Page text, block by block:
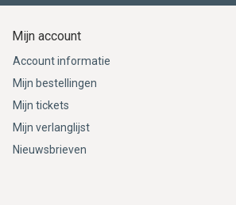
Mijn account
Account informatie
Mijn bestellingen
Mijn tickets
Mijn verlanglijst
Nieuwsbrieven